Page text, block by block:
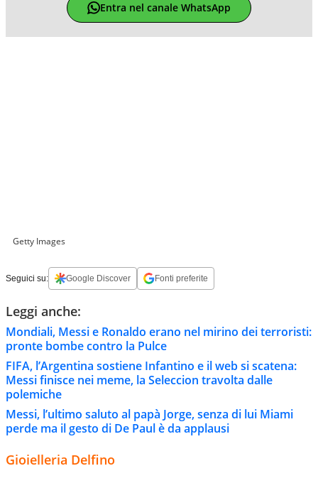
Entra nel canale WhatsApp
Getty Images
Seguici su: Google Discover Fonti preferite
Leggi anche:
Mondiali, Messi e Ronaldo erano nel mirino dei terroristi:
pronte bombe contro la Pulce
FIFA, l’Argentina sostiene Infantino e il web si scatena:
Messi finisce nei meme, la Seleccion travolta dalle
polemiche
Messi, l’ultimo saluto al papà Jorge, senza di lui Miami
perde ma il gesto di De Paul è da applausi
Gioielleria Delfino